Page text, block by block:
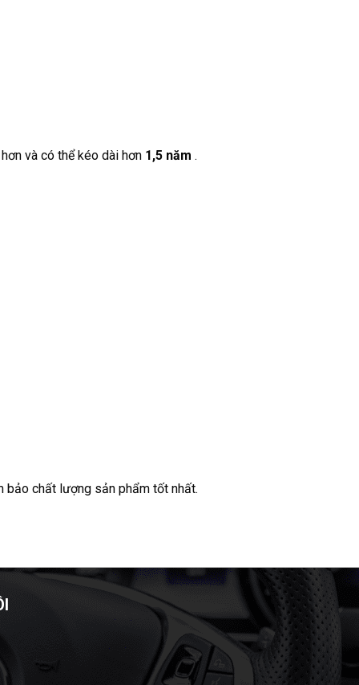
và có thể kéo dài hơn 1,5 năm .
bảo chất lượng sản phẩm tốt nhất.